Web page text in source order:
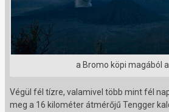
a Bromo köpi magából
Végül fél tízre, valamivel több mint fél
meg a 16 kilométer átmérőjű Tengger